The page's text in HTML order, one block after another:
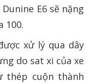
E6 sẽ nặng
100.
xử lý qua dây
do sat xi của xe
thép cuộn thành